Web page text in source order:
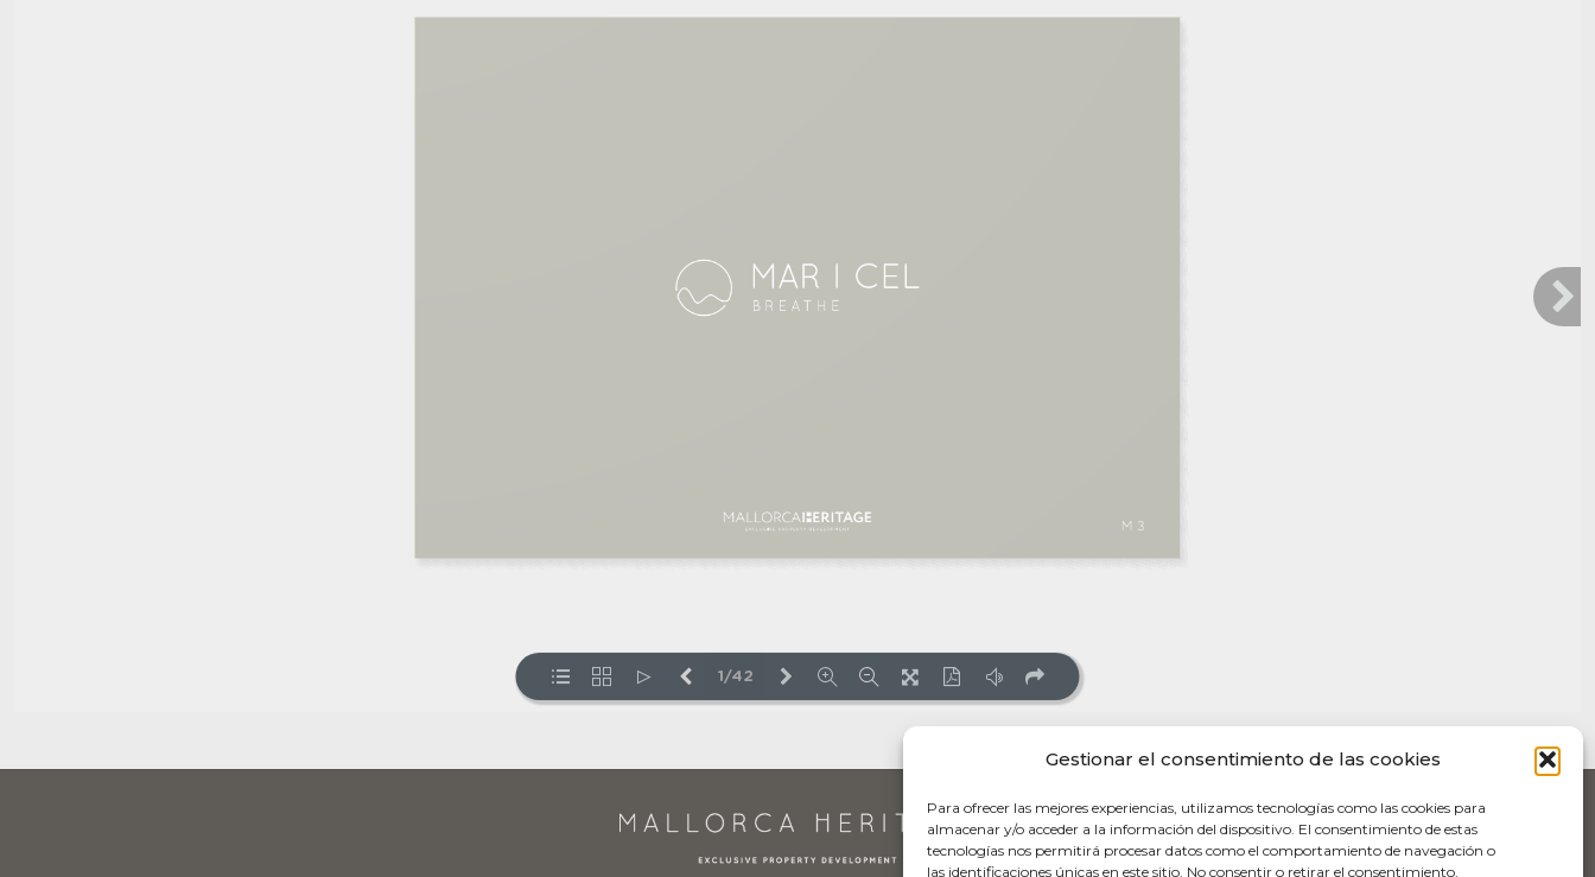
Gestionar el consentimiento de las cookies
Para ofrecer las mejores experiencias, utilizamos tecnologías como las cookies para
almacenar y/o acceder a la información del dispositivo. El consentimiento de estas
tecnologías nos permitirá procesar datos como el comportamiento de navegación o
las identificaciones únicas en este sitio. No consentir o retirar el consentimiento,